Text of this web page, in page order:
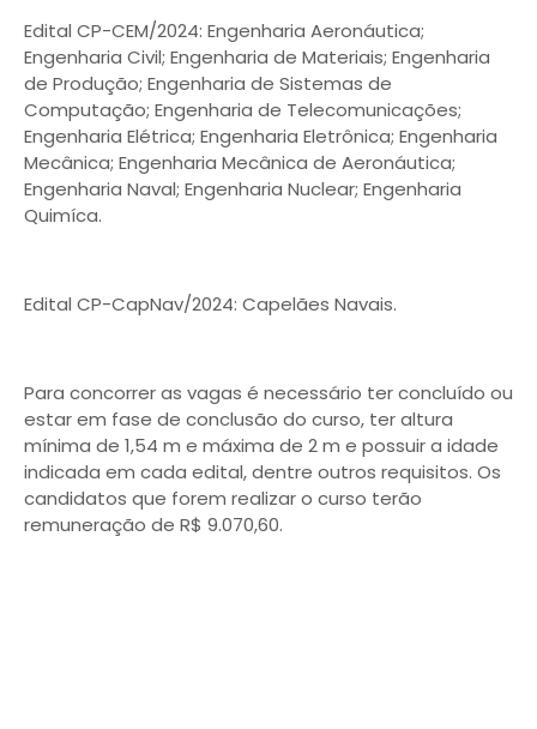
Edital CP-CEM/2024: Engenharia Aeronáutica;
Engenharia Civil; Engenharia de Materiais; Engenharia
de Produção; Engenharia de Sistemas de
Computação; Engenharia de Telecomunicações;
Engenharia Elétrica; Engenharia Eletrônica; Engenharia
Mecânica; Engenharia Mecânica de Aeronáutica;
Engenharia Naval; Engenharia Nuclear; Engenharia
Quimíca.
Edital CP-CapNav/2024: Capelães Navais.
Para concorrer as vagas é necessário ter concluído ou
estar em fase de conclusão do curso, ter altura
mínima de 1,54 m e máxima de 2 m e possuir a idade
indicada em cada edital, dentre outros requisitos. Os
candidatos que forem realizar o curso terão
remuneração de R$ 9.070,60.